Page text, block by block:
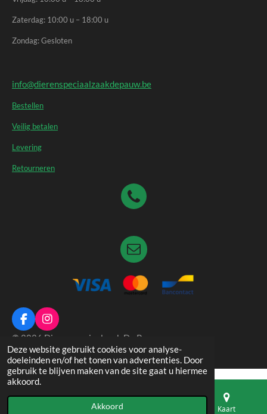
Deze website gebruikt cookies voor analyse-
doeleinden en/of het tonen van advertenties. Door
gebruik te blijven maken van de site gaat u hiermee
akkoord.
Akkoord
Zaterdag: 10:00 u – 18:00 u
Zondag: Gesloten
info@dierenspeciaalzaakdepauw.be
Bestellen
Veilig betalen
Levering
Retourneren
F
a
e
b
o
o
k
I
n
s
t
a
g
a
© 2026 Dierenspeciaalzaak De Pauw
Telefoonnummer Kaart